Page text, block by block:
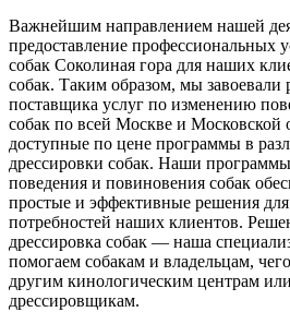
Важнейшим направлением нашей
предоставление профессиональных
собак Соколиная гора для наших
собак. Таким образом, мы
поставщика услуг по изменению
собак по всей Москве и Московской
доступные по цене программы в
дрессировки собак. Наши
поведения и повиновения собак
простые и эффективные решения для
потребностей наших клиентов.
дрессировка собак — наша
помогаем собакам и владельцам, чего
другим кинологическим центрам
дрессировщикам.